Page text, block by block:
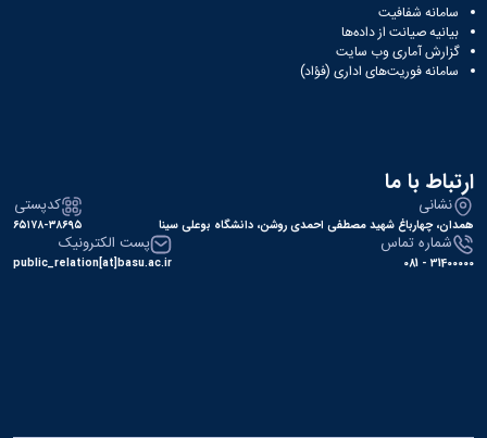
سامانه شفافیت
بیانیه صیانت از داده‌ها
گزارش آماری وب‌ سایت
سامانه فوریت‌های اداری (فؤاد)
ارتباط با ما
نشانی
همدان، چهارباغ شهید مصطفی احمدی روشن، دانشگاه بوعلی سینا
کدپستی
۶۵۱۷۸-۳۸۶۹۵
شماره تماس
31400000 - 081
پست الکترونیک
public_relation[at]basu.ac.ir